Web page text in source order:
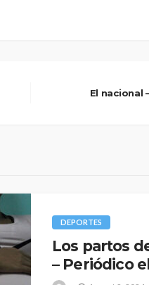
El nacional
DEPORTES
Los partos
– Periódico